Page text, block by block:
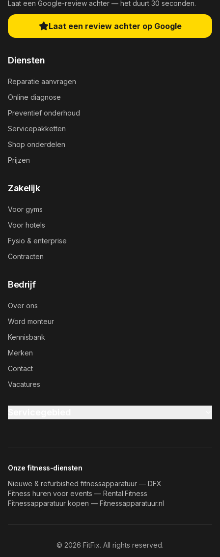
Laat een Google-review achter — het duurt 30 seconden.
Laat een review achter op Google
Diensten
Reparatie aanvragen
Online diagnose
Preventief onderhoud
Servicepakketten
Shop onderdelen
Prijzen
Zakelijk
Voor gyms
Voor hotels
Fysio & enterprise
Contracten
Bedrijf
Over ons
Word monteur
Kennisbank
Merken
Contact
Vacatures
Onze fitness-diensten
Nieuwe & refurbished fitnessapparatuur — DFX
Fitness huren voor events — Rental.Fitness
Fitnessapparatuur kopen — Fitnessapparatuur.nl
© 2026 FitFix. All rights reserved.